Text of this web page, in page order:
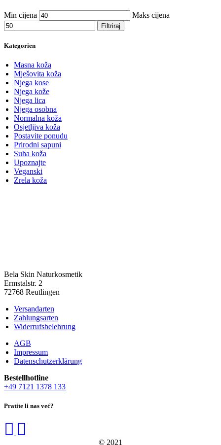
Min cijena Maks cijena
Filtriraj
Kategorien
Masna koža
Mješovita koža
Njega kose
Njega kože
Njega lica
Njega osobna
Normalna koža
Osjetljiva koža
Postavite ponudu
Prirodni sapuni
Suha koža
Upoznajte
Veganski
Zrela koža
Bela Skin Naturkosmetik
Erm­s­tal­str. 2
72768 Reut­lin­gen
Versandarten
Zahlungsarten
Widerrufsbelehrung
AGB
Impressum
Datenschutzerklärung
Bestell­hot­line
+49 7121 1378 133
Pratite li nas već?
© 2021